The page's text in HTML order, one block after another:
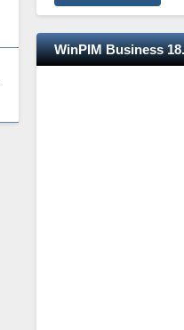
WinPIM Business